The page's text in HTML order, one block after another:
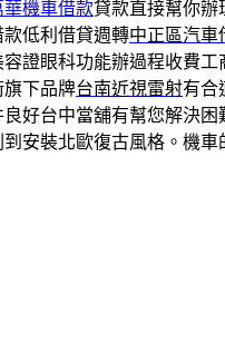
華機車借款貸款直接幫你辦
低利借貸週轉中正區汽車
證眼科功能辦過程收費工
旗下品牌台南近視雷射有合
好台中當舖有幫您解決困
到安裝北歐復古風格。機